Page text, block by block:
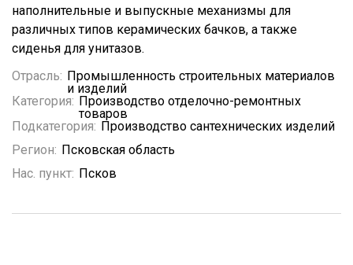
наполнительные и выпускные механизмы для
различных типов керамических бачков, а также
сиденья для унитазов.
Отрасль: Промышленность строительных материалов
и изделий
Категория: Производство отделочно-ремонтных
товаров
Подкатегория: Производство сантехнических изделий
Регион: Псковская область
Нас. пункт: Псков